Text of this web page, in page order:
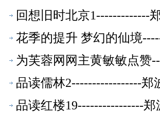
回想旧时北京1-------------
花季的提升 梦幻的仙境
为芙蓉网网主黄敏敏点赞
品读儒林2-----------------郑
品读红楼19----------------